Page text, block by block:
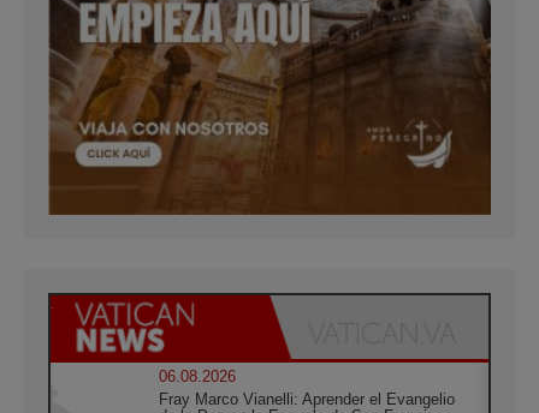
06.08.2026
Fray Marco Vianelli: Aprender el Evangelio